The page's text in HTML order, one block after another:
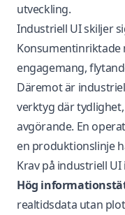
utveckling.
Industriell UI skiljer
engagemang,
Däremot är
verktyg där
avgörande. En
en produktionslinje
Krav på industriell
Hög
realtidsdata utan